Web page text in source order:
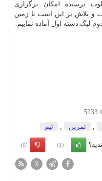
نرسیده امكان برگزاری
و تلاش بر این است تا زمین
لیگ دسته اول آماده نماییم.
5233
تمرین تیم
(1)
(0)
X